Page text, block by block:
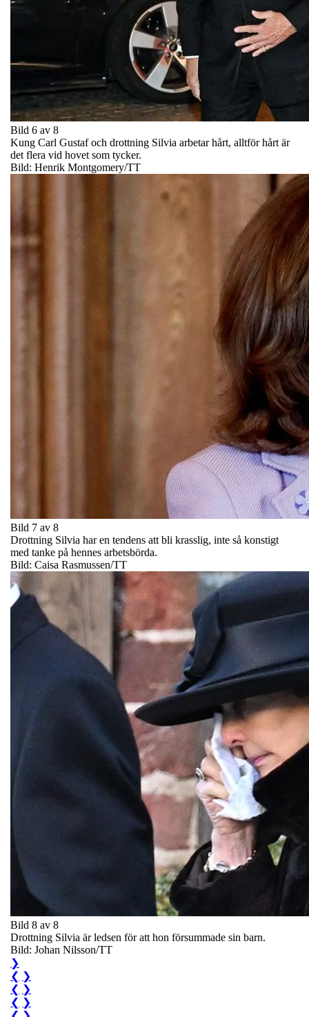
Bild 6 av 8
Kung Carl Gustaf och drottning Silvia arbetar hårt, alltför hårt är
det flera vid hovet som tycker.
Bild: Henrik Montgomery/TT
Bild 7 av 8
Drottning Silvia har en tendens att bli krasslig, inte så konstigt
med tanke på hennes arbetsbörda.
Bild: Caisa Rasmussen/TT
Bild 8 av 8
Drottning Silvia är ledsen för att hon försummade sin barn.
Bild: Johan Nilsson/TT
❯
❮ ❯
❮ ❯
❮ ❯